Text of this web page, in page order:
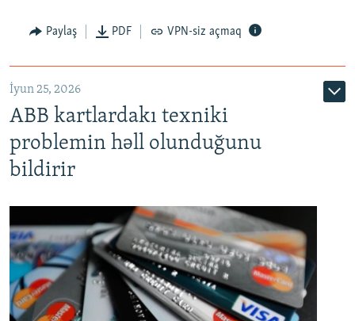
Auto 240p 360p 480p
720p 1080p
Paylaş PDF VPN-siz açmaq
İyun 25, 2026
ABB kartlardakı texniki
problemin həll olunduğunu
bildirir